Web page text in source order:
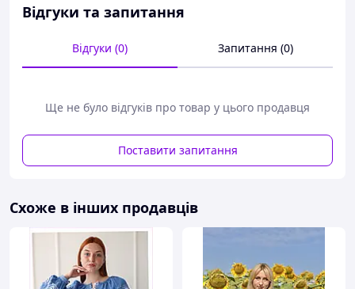
являються екслюзивним товаром для продажу оскільки
не виготовляються масово по всій Україні, тому наші
вироби у своєму роду є ексклюзивом. Наші вишиванки
продаються від виробника. Тому торгівля відбувається
як оптом, так і вроздріб.
Таблиця розмірів
70 см
70 см
48 см
50
52
52 см
Відгуки та запитання
Відгуки (0) Запитання (0)
Ще не було відгуків про товар у цього продавця
Поставити запитання
Схоже в інших продавців